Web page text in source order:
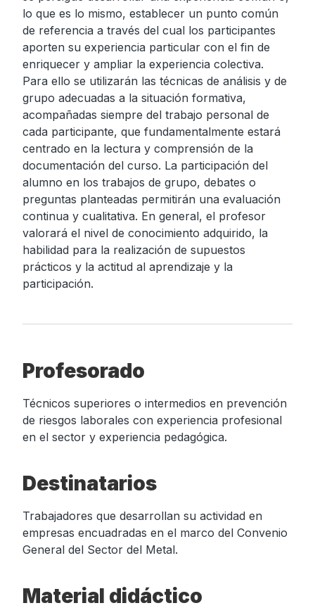
lo que es lo mismo, establecer un punto común
de referencia a través del cual los participantes
aporten su experiencia particular con el fin de
enriquecer y ampliar la experiencia colectiva.
Para ello se utilizarán las técnicas de análisis y de
grupo adecuadas a la situación formativa,
acompañadas siempre del trabajo personal de
cada participante, que fundamentalmente estará
centrado en la lectura y comprensión de la
documentación del curso. La participación del
alumno en los trabajos de grupo, debates o
preguntas planteadas permitirán una evaluación
continua y cualitativa. En general, el profesor
valorará el nivel de conocimiento adquirido, la
habilidad para la realización de supuestos
prácticos y la actitud al aprendizaje y la
participación.
Profesorado
Técnicos superiores o intermedios en prevención
de riesgos laborales con experiencia profesional
en el sector y experiencia pedagógica.
Destinatarios
Trabajadores que desarrollan su actividad en
empresas encuadradas en el marco del Convenio
General del Sector del Metal.
Material didáctico